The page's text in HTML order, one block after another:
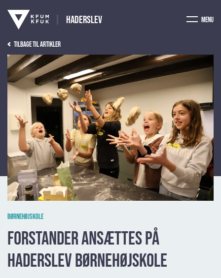
Haderslev Menu
Tilbage til artikler
Børnehøjskole
Forstander ansættes på
Haderslev Børnehøjskole